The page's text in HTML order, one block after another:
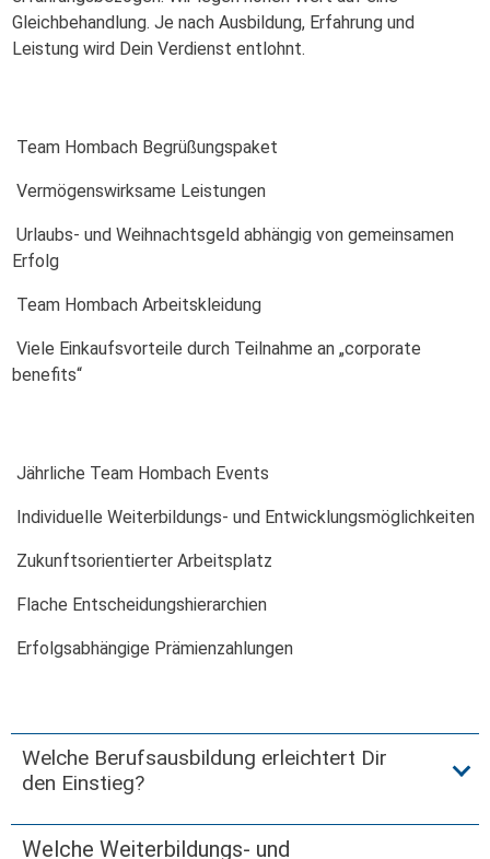
Gleichbehandlung. Je nach Ausbildung, Erfahrung und
Leistung wird Dein Verdienst entlohnt.
Team Hombach Begrüßungspaket
Vermögenswirksame Leistungen
Urlaubs- und Weihnachtsgeld abhängig von gemeinsamen
Erfolg
Team Hombach Arbeitskleidung
Viele Einkaufsvorteile durch Teilnahme an „corporate
benefits“
Jährliche Team Hombach Events
Individuelle Weiterbildungs- und Entwicklungsmöglichkeiten
Zukunftsorientierter Arbeitsplatz
Flache Entscheidungshierarchien
Erfolgsabhängige Prämienzahlungen
Welche Berufsausbildung erleichtert Dir
den Einstieg?
Welche Weiterbildungs- und